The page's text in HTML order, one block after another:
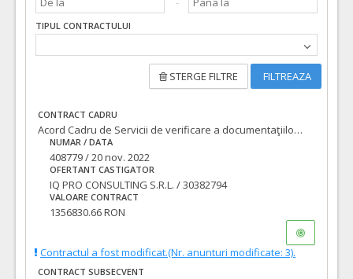
TIPUL CONTRACTULUI
STERGE FILTRE FILTREAZA
CONTRACT CADRU
Acord Cadru de Servicii de verificare a documentaţiilor tehnico-economice pentru lucrări de „Construire, modernizare, reabilitare străzi, amenajare căi de acces rutier, amenajare spații de parcare, amenajare parcuri, construire, reabilitare pasaje, poduri, pasarele, lucrări pentru siguranţa circulaţiei, inclusiv utilitățile aferente acolo unde este cazul şi trafic rutier necesare a se realiza în municipiul Oradea”Acord cadru pe 3 ani
NUMAR / DATA
408779 / 20 nov. 2022
OFERTANT CASTIGATOR
IQ PRO CONSULTING S.R.L. / 30382794
VALOARE CONTRACT
1356830.66 RON
Contractul a fost modificat.(Nr. anunturi modificate: 3).
CONTRACT SUBSECVENT